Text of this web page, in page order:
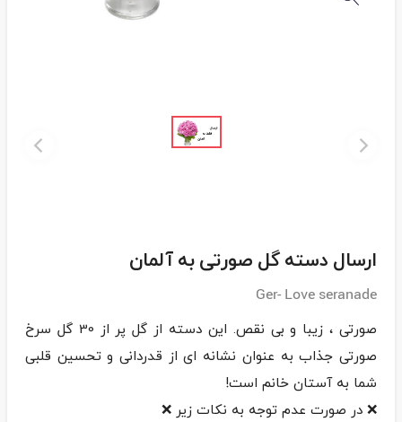
ارسال دسته گل صورتی به آلمان
Ger- Love seranade
صورتی ، زیبا و بی نقص. این دسته از گل پر از 30 گل سرخ
صورتی جذاب به عنوان نشانه ای از قدردانی و تحسین قلبی